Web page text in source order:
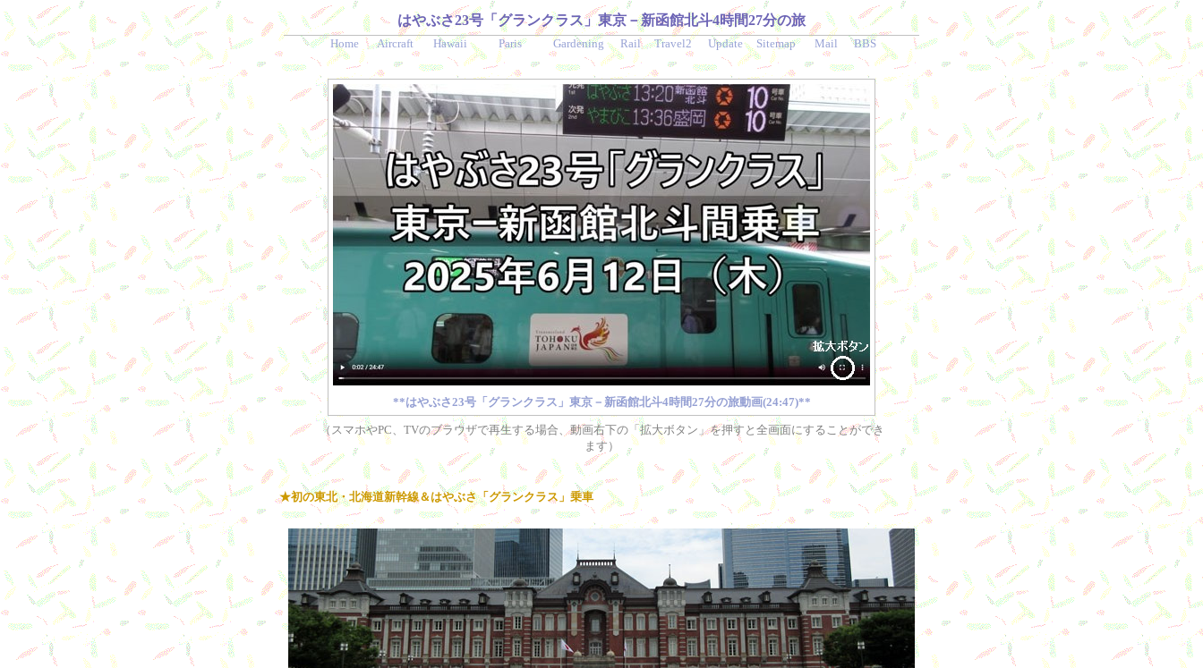
はやぶさ23号「グランクラス」東京－新函館北斗4時間27分の旅
Home Aircraft Hawaii Paris Gardening Rail Travel2 Update Sitemap Mail BBS
**はやぶさ23号「グランクラス」東京－新函館北斗4時間27分の旅動画(24:47)**
（スマホやPC、TVのブラウザで再生する場合、動画右下の「拡大ボタン」を押すと全画面にすることができ
ます）
★初の東北・北海道新幹線＆はやぶさ「グランクラス」乗車